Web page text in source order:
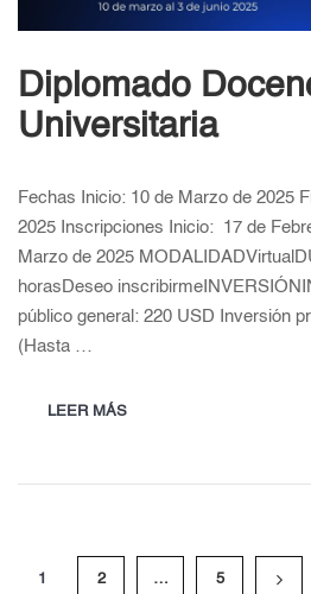
Diplomado
Universitaria
Fechas Inicio: 10 de Marzo de 2025
2025 Inscripciones Inicio: 17 de
Marzo de 2025
horasDeseo
público general: 220 USD Inversión
(Hasta …
LEER MÁS
1 2 … 5